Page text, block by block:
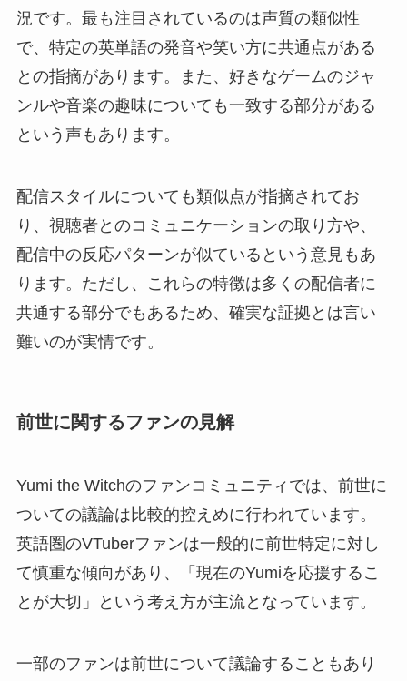
況です。最も注目されているのは声質の類似性
で、特定の英単語の発音や笑い方に共通点がある
との指摘があります。また、好きなゲームのジャ
ンルや音楽の趣味についても一致する部分がある
という声もあります。
配信スタイルについても類似点が指摘されてお
り、視聴者とのコミュニケーションの取り方や、
配信中の反応パターンが似ているという意見もあ
ります。ただし、これらの特徴は多くの配信者に
共通する部分でもあるため、確実な証拠とは言い
難いのが実情です。
前世に関するファンの見解
Yumi the Witchのファンコミュニティでは、前世に
ついての議論は比較的控えめに行われています。
英語圏のVTuberファンは一般的に前世特定に対し
て慎重な傾向があり、「現在のYumiを応援するこ
とが大切」という考え方が主流となっています。
一部のファンは前世について議論することもあり